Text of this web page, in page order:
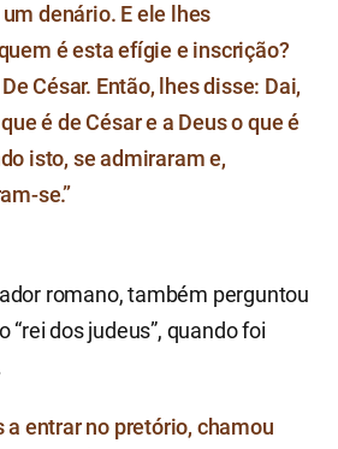
denário. E ele lhes
é esta efígie e inscrição?
César. Então, lhes disse: Dai,
é de César e a Deus o que é
isto, se admiraram e,
se.”
romano, também perguntou
“rei dos judeus”, quando foi
a entrar no pretório, chamou